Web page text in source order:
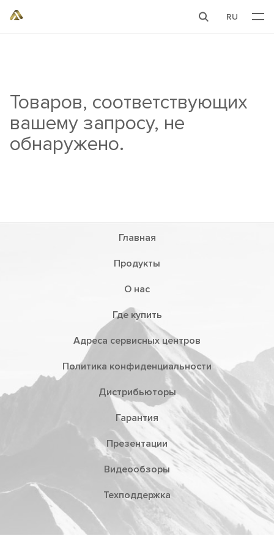
RU
Товаров, соответствующих
вашему запросу, не
обнаружено.
Главная
Продукты
О нас
Где купить
Адреса сервисных центров
Политика конфиденциальности
Дистрибьюторы
Гарантия
Презентации
Видеообзоры
Техподдержка